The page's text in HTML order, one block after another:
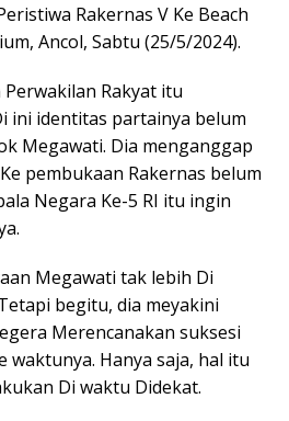
Rakernas V Ke Beach
Ancol, Sabtu (25/5/2024).
Rakyat itu
ini identitas partainya belum
Megawati. Dia menganggap
pembukaan Rakernas belum
Negara Ke-5 RI itu ingin
Megawati tak lebih Di
begitu, dia meyakini
Merencanakan suksesi
waktunya. Hanya saja, hal itu
Di waktu Didekat.